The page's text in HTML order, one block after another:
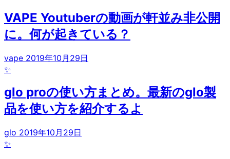
VAPE Youtuberの動画が軒並み非公開
に。何が起きている？
vape 2019年10月29日
✨
glo proの使い方まとめ。最新のglo製
品を使い方を紹介するよ
glo 2019年10月29日
✨